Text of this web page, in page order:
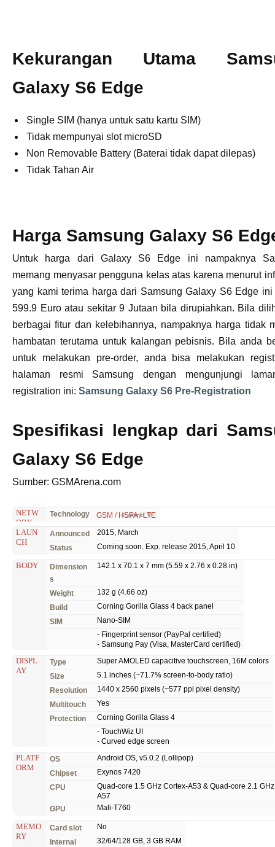
Kekurangan Utama
Galaxy S6 Edge
Single SIM (hanya untuk satu kartu SIM)
Tidak mempunyai slot microSD
Non Removable Battery (Baterai tidak dapat dilepas)
Tidak Tahan Air
Harga Samsung Galaxy S6
Untuk harga dari Galaxy S6 Edge ini nampaknya
memang menyasar pengguna kelas atas karena menurut
yang kami terima harga dari Samsung Galaxy S6 Edge ini
599.9 Euro atau sekitar 9 Jutaan bila dirupiahkan. Bila
berbagai fitur dan kelebihannya, nampaknya harga tidak
hambatan terutama untuk kalangan pebisnis. Bila anda
untuk melakukan pre-order, anda bisa melakukan
halaman resmi Samsung dengan mengunjungi
registration ini: Samsung Galaxy S6 Pre-Registration
Spesifikasi lengkap dari
Galaxy S6 Edge
Sumber: GSMArena.com
NETW
ORK
Technology GSM / HSPA / LTE
LAUN
CH
Announced
2015, March
Status
Coming soon. Exp. release 2015, April 10
BODY
Dimension
s
142.1 x 70.1 x 7 mm (5.59 x 2.76 x 0.28 in)
Weight
132 g (4.66 oz)
Build
Corning Gorilla Glass 4 back panel
SIM
Nano-SIM
- Fingerprint sensor (PayPal certified)
- Samsung Pay (Visa, MasterCard certified)
DISPL
AY
Type
Super AMOLED capacitive touchscreen, 16M colors
Size
5.1 inches (~71.7% screen-to-body ratio)
Resolution
1440 x 2560 pixels (~577 ppi pixel density)
Multitouch
Yes
Protection
Corning Gorilla Glass 4
- TouchWiz UI
- Curved edge screen
PLATF
ORM
OS
Android OS, v5.0.2 (Lollipop)
Chipset
Exynos 7420
CPU
Quad-core 1.5 GHz Cortex-A53 & Quad-core 2.1
A57
GPU
Mali-T760
MEMO
RY
Card slot
No
Internal
32/64/128 GB, 3 GB RAM